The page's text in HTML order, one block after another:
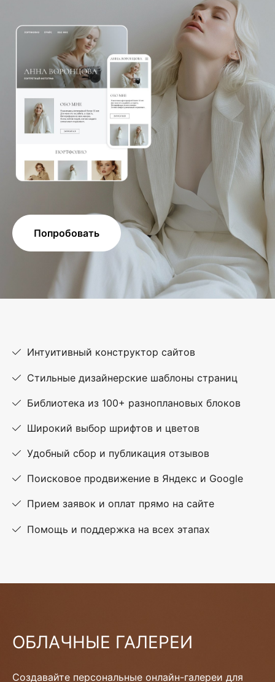
Попробовать
Интуитивный конструктор сайтов
Стильные дизайнерские шаблоны страниц
Библиотека из 100+ разноплановых блоков
Широкий выбор шрифтов и цветов
Удобный сбор и публикация отзывов
Поисковое продвижение в Яндекс и Google
Прием заявок и оплат прямо на сайте
Помощь и поддержка на всех этапах
ОБЛАЧНЫЕ ГАЛЕРЕИ
Создавайте персональные онлайн-галереи для